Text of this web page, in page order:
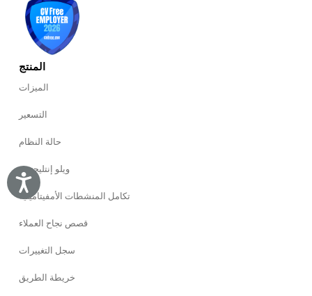
Accessibility
المنتج
الميزات
التسعير
حالة النظام
ويلو إنتليجنس
تكامل المنشطات الأمفيتامينية
قصص نجاح العملاء
سجل التغييرات
خريطة الطريق